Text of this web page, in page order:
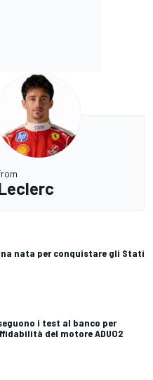
nata per conquistare gli Stati
i test al banco per
del motore ADUO2